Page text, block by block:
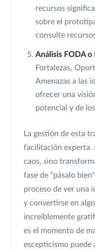
recursos
sobre el
consulte
Análisis FODA o
Fortalezas,
Amenazas a las
ofrecer una
potencial y de
La gestión de esta
facilitación experta.
caos, sino
fase de "pásalo
proceso de ver una
y convertirse en
increíblemente
es el momento de
escepticismo puede